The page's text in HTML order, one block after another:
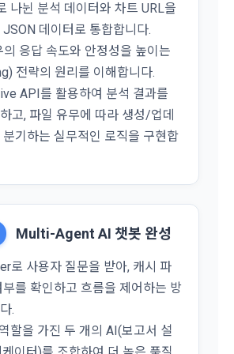
요한 사유 또는 관계 법령에 의한 변경사
변경할 수 있으며, 약관을 개정할 경우에는
를 명시하여 현행 약관과 함께 “회사” 홈페
그 적용일자 7일 이전부터 적용일자 전일
에 따른 정책을 제정 및 변경할 권리를 가지
시에는 적용일자와 개정사유를 명시하여
지게시판에 그 적용일자 7일 이전부터 적
한다.
우 본 서비스 제공자인 "회사"는 15일의 기
게 사전 통지 후 당해 "회원"과의 계약을 해
회원"이 거부의사를 표시하지 않거나, 전항
에 "서비스"를 이용하는 경우에는 동의한 것
)
지 않은 사항에 관해서는 약관의규제등에
하는 항목
밀번호, 이름, 닉네임, 이메일
호, 생년월일, 국가, 직업
비스 이용, 상금 및 상품 지급 과정에서 해당
한해 추가 개인정보 수집이 발생할 수 있습
보를 수집할 경우에는 해당 개인정보 수집
정보의 보관기간’에 대해 안내 드리고 동의
시 수집하는 항목
일, 핸드폰 번호, 경력, 신입/경력 해당 사항
로그래밍 언어 및 사용 경험, 프로젝트 또는
직 의향,
또는 대회 코드 링크(추가분), 기타 수상 경
링크(GitHub, Linkedin 등) ,영상, ppt
나뉜 분석 데이터와 차트 URL을
데이터로 통합합니다.
의 응답 속도와 안정성을 높이는
전략의 원리를 이해합니다.
API를 활용하여 분석 결과를
고, 파일 유무에 따라 생성/업데
기하는 실무적인 로직을 구현합
Multi-Agent AI 챗봇 완성
로 사용자 질문을 받아, 캐시 파
를 확인하고 흐름을 제어하는 방
.
할을 가진 두 개의 AI(보고서 설